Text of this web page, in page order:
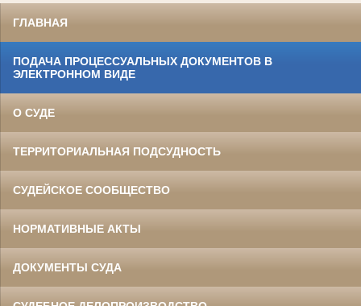
ГЛАВНАЯ
ПОДАЧА ПРОЦЕССУАЛЬНЫХ ДОКУМЕНТОВ В
ЭЛЕКТРОННОМ ВИДЕ
О СУДЕ
ТЕРРИТОРИАЛЬНАЯ ПОДСУДНОСТЬ
СУДЕЙСКОЕ СООБЩЕСТВО
НОРМАТИВНЫЕ АКТЫ
ДОКУМЕНТЫ СУДА